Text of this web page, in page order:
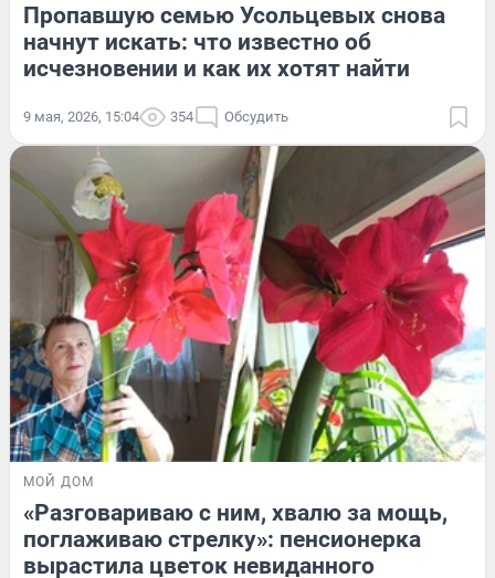
Пропавшую семью Усольцевых снова
начнут искать: что известно об
исчезновении и как их хотят найти
9 мая, 2026, 15:04 354 Обсудить
МОЙ ДОМ
«Разговариваю с ним, хвалю за мощь,
поглаживаю стрелку»: пенсионерка
вырастила цветок невиданного